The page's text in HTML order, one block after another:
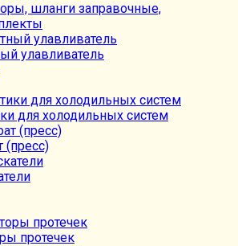
шланги заправочные,
улавливатель
для холодильных систем
(пресс)
протечек